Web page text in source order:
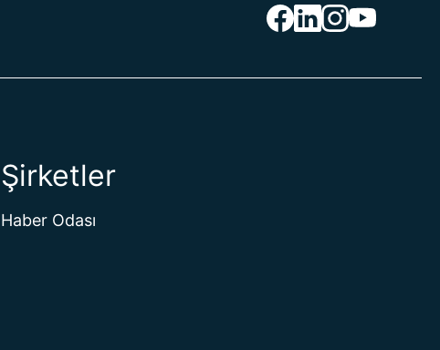
Şirketler
Haber Odası